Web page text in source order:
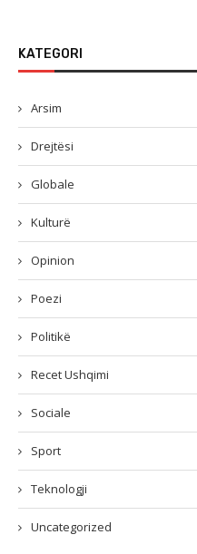
KATEGORI
Arsim
Drejtësi
Globale
Kulturë
Opinion
Poezi
Politikë
Recet Ushqimi
Sociale
Sport
Teknologji
Uncategorized